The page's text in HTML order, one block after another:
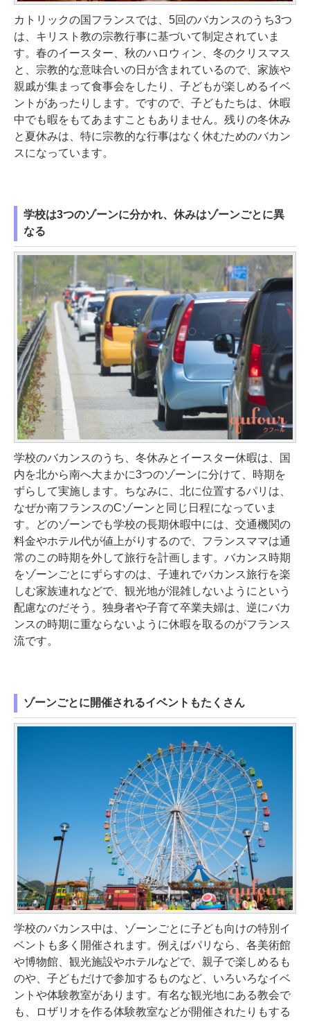
カトリックの国フランスでは、5回のバカンスのうち3つ
は、キリスト教の宗教行事に基づいて制定されていま
す。春のイースター、秋のハロウィン、冬のクリスマス
と、宗教的な意味合いの日が含まれているので、家族や
親戚が集まって食事会をしたり、子どもが楽しめるイベ
ントがあったりします。ですので、子どもたちは、休暇
中でも暇をもてあますこともありません。残りの冬休み
と夏休みは、特に宗教的な行事はなく休むためのバカン
スになっています。
学校は3つのゾーンに分かれ、休みはゾーンごとに異
なる
学校のバカンスのうち、冬休みとイースター休暇は、国
内を北から南へ大まかに3つのゾーンに分けて、時期を
ずらして実施します。ちなみに、北に位置するパリは、
なぜか南フランスのCゾーンと同じ日程になっていま
す。どのゾーンでも学校の長期休暇中には、交通機関の
料金やホテル代が値上がりするので、フランスママは通
常のこの時期を外して旅行を計画します。バカンス時期
をゾーンごとにずらすのは、子連れでバカンス旅行を楽
しむ家族連れなどで、観光地が混雑しないようにという
配慮なのだそう。独身者や子育て卒業夫婦は、逆にバカ
ンスの時期に重ならないように休暇を取るのがフランス
流です。
ゾーンごとに開催されるイベントもたくさん
学校のバカンス中は、ゾーンごとに子ども向けの特別イ
ベントも多く開催されます。例えばパリなら、各美術館
や博物館、観光施設やホテルなどで、親子で楽しめるも
のや、子どもだけで参加するものなど、いろいろなイベ
ントや体験教室があります。有名な観光地にある教会で
も、ロザリオを作る体験教室などが開催されたりもする